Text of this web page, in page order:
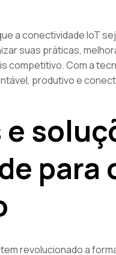
a conectividade IoT
suas práticas,
competitivo. Com a
produtivo e
para
revolucionado a